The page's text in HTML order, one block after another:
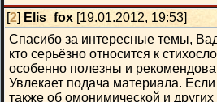
[2] Elis_fox [19.01.2012, 19:53]
Спасибо за интересные темы,
кто серьёзно относится к
особенно полезны и
Увлекает подача материала.
также об омонимической и